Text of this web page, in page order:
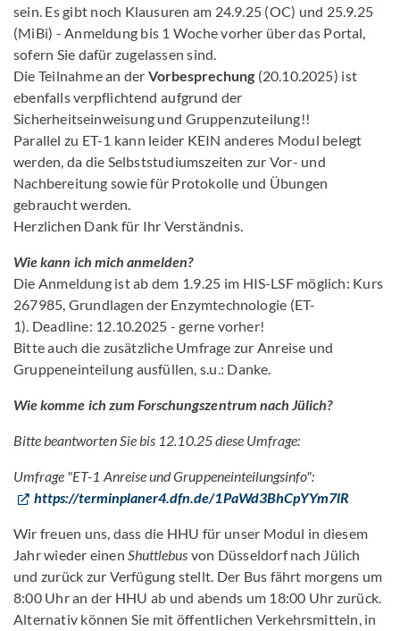
sein. Es gibt noch Klausuren am 24.9.25 (OC) und 25.9.25
(MiBi) - Anmeldung bis 1 Woche vorher über das Portal,
sofern Sie dafür zugelassen sind.
Die Teilnahme an derVorbesprechung (20.10.2025) ist
ebenfalls verpflichtend aufgrund der
Sicherheitseinweisung und Gruppenzuteilung!!
Parallel zu ET-1 kann leider KEIN anderes Modul belegt
werden, da die Selbststudiumszeiten zur Vor- und
Nachbereitung sowie für Protokolle und Übungen
gebraucht werden.
Herzlichen Dank für Ihr Verständnis.
Wie kann ich mich anmelden?
Die Anmeldung ist ab dem 1.9.25 im HIS-LSF möglich: Kurs
267985, Grundlagen der Enzymtechnologie (ET-
1). Deadline: 12.10.2025 - gerne vorher!
Bitte auch die zusätzliche Umfrage zur Anreise und
Gruppeneinteilung ausfüllen, s.u.: Danke.
Wie komme ich zum Forschungszentrum nach Jülich?
Bitte beantworten Sie bis 12.10.25 diese Umfrage:
Umfrage "ET-1 Anreise und Gruppeneinteilungsinfo":
https://terminplaner4.dfn.de/1PaWd3BhCpYYm7lR
Wir freuen uns, dass die HHU für unser Modul in diesem
Jahr wieder einenShuttlebus von Düsseldorf nach Jülich
und zurück zur Verfügung stellt. Der Bus fährt morgens um
8:00 Uhr an der HHU ab und abends um 18:00 Uhr zurück.
Alternativ können Sie mit öffentlichen Verkehrsmitteln, in